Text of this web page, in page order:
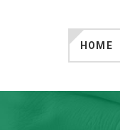
HOME